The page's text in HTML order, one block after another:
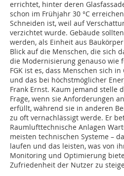
errichtet, hinter deren
schon im Frühjahr 30 °C
Schneiden ist, weil auf
verzichtet wurde. Gebäude
werden, als Einheit aus
Blick auf die Menschen, die sich
die Modernisierung genauso wie
FGK ist es, dass Menschen sich
und das bei höchstmöglicher
Frank Ernst. Kaum jemand stelle
Frage, wenn sie Anforderungen
erfüllt, während sie in anderen
zu oft vernachlässigt werde. Er
Raumlufttechnische Anlagen
meisten technischen Systeme –
laufen und das leisten, was von
Monitoring und Optimierung
Zufriedenheit der Nutzer zu